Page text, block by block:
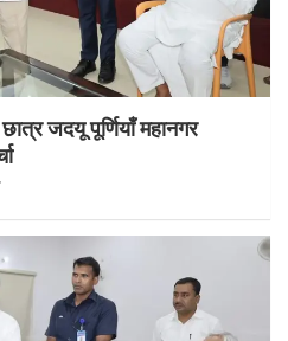
जदयू पूर्णियाँ महानगर